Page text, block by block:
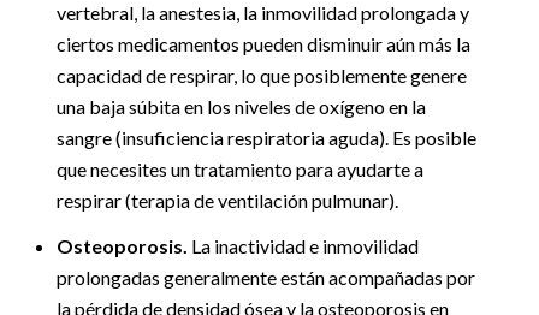
vertebral, la anestesia, la inmovilidad prolongada y
ciertos medicamentos pueden disminuir aún más la
capacidad de respirar, lo que posiblemente genere
una baja súbita en los niveles de oxígeno en la
sangre (insuficiencia respiratoria aguda). Es posible
que necesites un tratamiento para ayudarte a
respirar (terapia de ventilación pulmunar).
Osteoporosis. La inactividad e inmovilidad
prolongadas generalmente están acompañadas por
la pérdida de densidad ósea y la osteoporosis en